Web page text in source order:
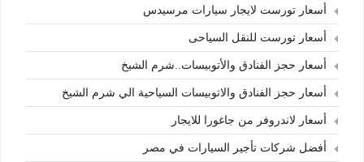
أسعار تورست لايجار سيارات مرسيدس
أسعار تورست للنقل السياحى
أسعار حجز الفنادق والأتوبيسات..شرم الشيخ
أسعار حجز الفنادق والاتوبيسات السياحية الي شرم الشيخ
أسعار لاندروفر من جاغورا للايجار
أفضل شركات تأجير السيارات في مصر